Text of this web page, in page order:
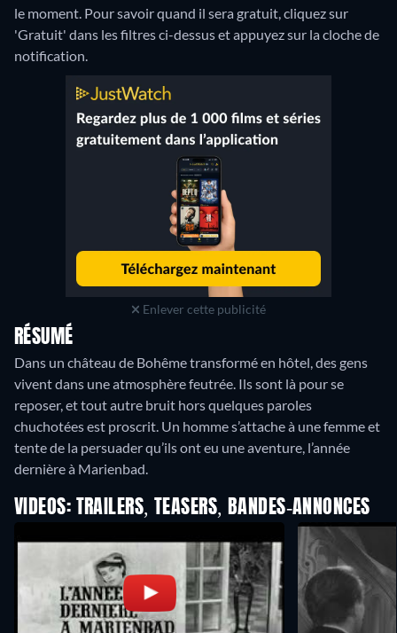
le moment. Pour savoir quand il sera gratuit, cliquez sur
'Gratuit' dans les filtres ci-dessus et appuyez sur la cloche de
notification.
Enlever cette publicité
RÉSUMÉ
Dans un château de Bohême transformé en hôtel, des gens
vivent dans une atmosphère feutrée. Ils sont là pour se
reposer, et tout autre bruit hors quelques paroles
chuchotées est proscrit. Un homme s’attache à une femme et
tente de la persuader qu’ils ont eu une aventure, l’année
dernière à Marienbad.
VIDEOS: TRAILERS, TEASERS, BANDES-ANNONCES